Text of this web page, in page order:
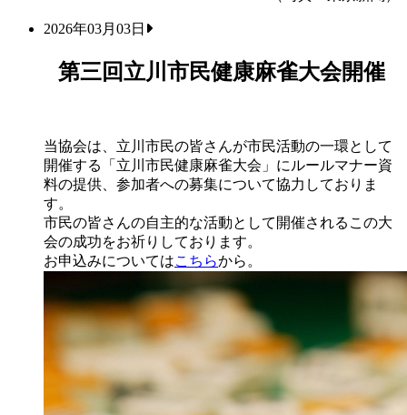
2026年03月03日
第三回立川市民健康麻雀大会開催
当協会は、立川市民の皆さんが市民活動の一環として
開催する「立川市民健康麻雀大会」にルールマナー資
料の提供、参加者への募集について協力しておりま
す。
市民の皆さんの自主的な活動として開催されるこの大
会の成功をお祈りしております。
お申込みについてはこちらから。